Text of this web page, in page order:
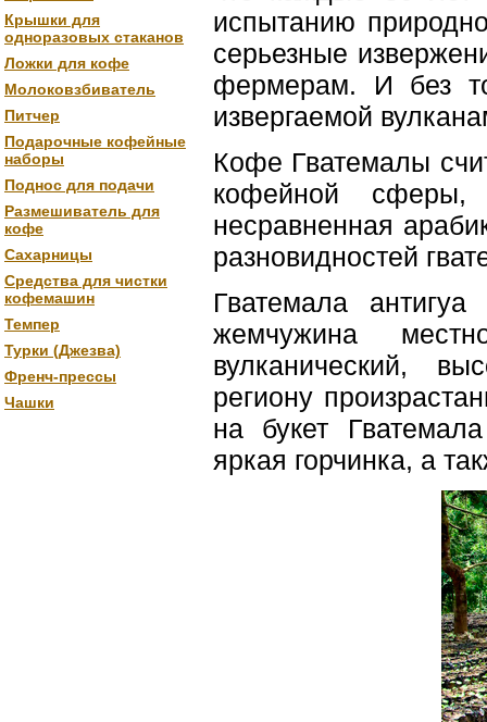
Крышки для
одноразовых стаканов
Ложки для кофе
Молоковзбиватель
Питчер
Подарочные кофейные
наборы
Поднос для подачи
Размешиватель для
кофе
Сахарницы
Средства для чистки
кофемашин
Темпер
Турки (Джезва)
Френч-прессы
Чашки
испытанию
серьезные
фермерам. И без
извергаемой
Кофе Гватемалы
кофейной
несравненная
разновидностей
Гватемала
жемчужина
вулканический,
региону
на букет
яркая горчинка, а